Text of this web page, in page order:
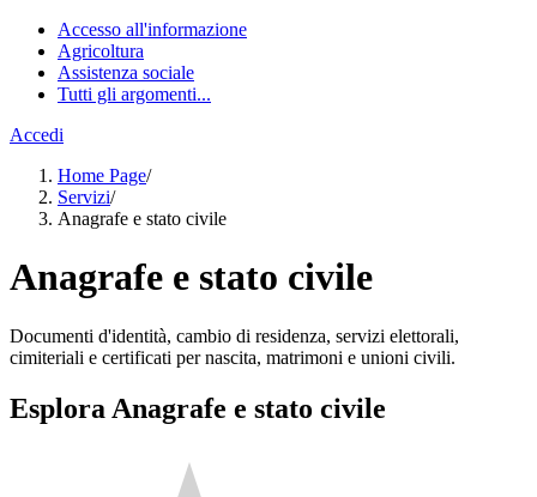
Accesso all'informazione
Agricoltura
Assistenza sociale
Tutti gli argomenti...
Accedi
Home Page/
Servizi/
Anagrafe e stato civile
Anagrafe e stato civile
Documenti d'identità, cambio di residenza, servizi elettorali,
cimiteriali e certificati per nascita, matrimoni e unioni civili.
Esplora Anagrafe e stato civile